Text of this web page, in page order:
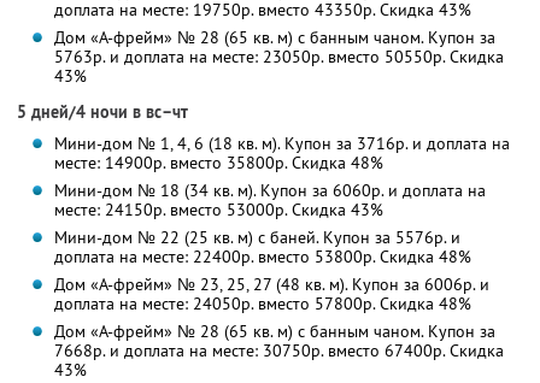
доплата на месте: 19750р. вместо 43350р. Скидка 43%
Дом «А-фрейм» № 28 (65 кв. м) с банным чаном. Купон за
5763р. и доплата на месте: 23050р. вместо 50550р. Скидка
43%
5 дней/4 ночи в вс–чт
Мини-дом № 1, 4, 6 (18 кв. м). Купон за 3716р. и доплата на
месте: 14900р. вместо 35800р. Скидка 48%
Мини-дом № 18 (34 кв. м). Купон за 6060р. и доплата на
месте: 24150р. вместо 53000р. Скидка 43%
Мини-дом № 22 (25 кв. м) с баней. Купон за 5576р. и
доплата на месте: 22400р. вместо 53800р. Скидка 48%
Дом «А-фрейм» № 23, 25, 27 (48 кв. м). Купон за 6006р. и
доплата на месте: 24050р. вместо 57800р. Скидка 48%
Дом «А-фрейм» № 28 (65 кв. м) с банным чаном. Купон за
7668р. и доплата на месте: 30750р. вместо 67400р. Скидка
43%